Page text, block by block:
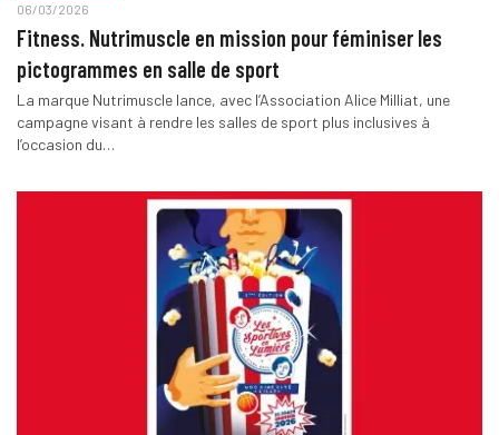
06/03/2026
Fitness. Nutrimuscle en mission pour féminiser les
pictogrammes en salle de sport
La marque Nutrimuscle lance, avec l’Association Alice Milliat, une
campagne visant à rendre les salles de sport plus inclusives à
l’occasion du…